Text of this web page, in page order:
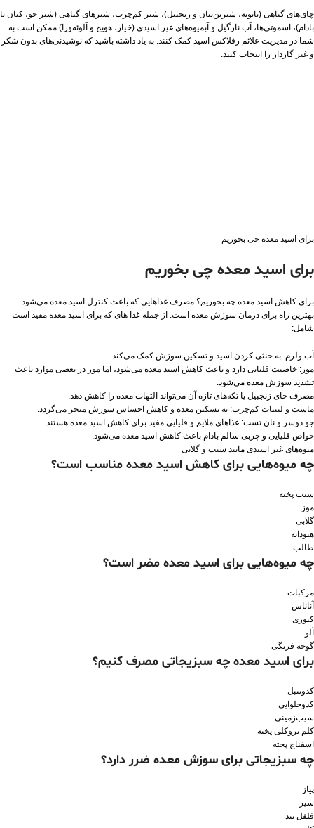
چای‌های گیاهی (بابونه، شیرین‌بیان و زنجبیل)، شیر کم‌چرب، شیرهای گیاهی (شیر جو، کتان یا
بادام)، اسموتی‌ها، آب نارگیل و آبمیوه‌های غیر اسیدی (خیار، هویج و آلوئه‌ورا) ممکن است به
شما در مدیریت علائم رفلاکس اسید کمک کنند. به یاد داشته باشید که نوشیدنی‌های بدون شکر
و غیر گازدار را انتخاب کنید.
برای اسید معده چی بخوریم
برای اسید معده چی بخوریم
برای کاهش اسید معده چه بخوریم؟ مصرف غذاهایی که باعث کنترل اسید معده می‌شود
بهترین راه برای درمان سوزش معده است. از جمله غذا های که برای اسید معده مفید است
شامل:
آب ولرم: به خنثی کردن اسید و تسکین سوزش کمک می‌کند.
موز: خاصیت قلیایی دارد و باعث کاهش اسید معده می‌شود، اما موز در بعضی موارد باعث
تشدید سوزش معده می‌شود.
مصرف چای زنجبیل یا تکه‌های تازه آن می‌تواند التهاب معده را کاهش دهد.
ماست و لبنیات کم‌چرب: به تسکین معده و کاهش احساس سوزش منجر می‌گردد.
جو دوسر و نان تست: غذاهای ملایم و قلیایی مفید برای کاهش اسید معده هستند.
خواص قلیایی و چربی‌ سالم بادام باعث کاهش اسید معده می‌شود.
میوه‌های غیر اسیدی مانند سیب و گلابی
چه میوه‌هایی برای کاهش اسید معده مناسب است؟
سیب پخته
موز
گلابی
هنودانه
طالب
چه میوه‌هایی برای اسید معده مضر است؟
مرکبات
آناناس
کیوری
آلو
گوجه فرنگی
برای اسید معده چه سبزیجاتی مصرف کنیم؟
کدوتنبل
کدوحلوایی
سیب‌زمینی
کلم بروکلی پخته
اسفناج پخته
چه سبزیجاتی برای سوزش معده ضرر دارد؟
پیاز
سیر
فلفل تند